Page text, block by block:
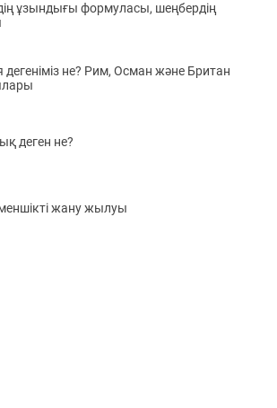
ұзындығы формуласы, шеңбердің
не? Рим, Осман және Британ
деген не?
жану жылуы